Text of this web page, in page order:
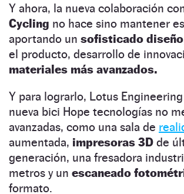
Y ahora, la nueva colaboración
Cycling no hace sino mantener
aportando un sofisticado
el producto, desarrollo de
materiales más avanzados.
Y para lograrlo, Lotus
nueva bici Hope tecnologías no
avanzadas, como una sala de
aumentada, impresoras 3D de
generación, una fresadora
metros y un escaneado
formato.